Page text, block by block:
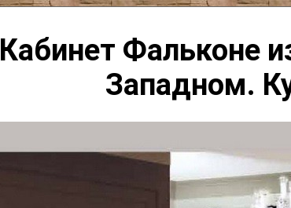
Кабинет Фальконе
Западном.